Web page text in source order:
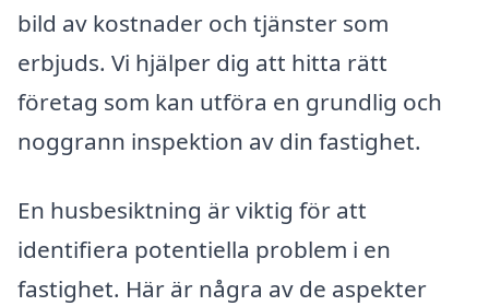
bild av kostnader och tjänster som
erbjuds. Vi hjälper dig att hitta rätt
företag som kan utföra en grundlig och
noggrann inspektion av din fastighet.
En husbesiktning är viktig för att
identifiera potentiella problem i en
fastighet. Här är några av de aspekter